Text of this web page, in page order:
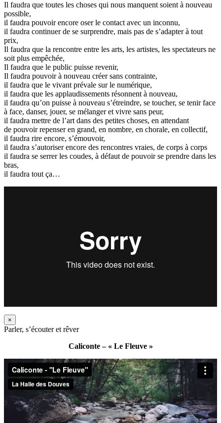
Il faudra que toutes les choses qui nous manquent soient à nouveau
possible,
il faudra pouvoir encore oser le contact avec un inconnu,
il faudra continuer de se surprendre, mais pas de s’adapter à tout
prix,
Il faudra que la rencontre entre les arts, les artistes, les spectateurs ne
soit plus empêchée,
Il faudra que le public puisse revenir,
Il faudra pouvoir à nouveau créer sans contrainte,
il faudra que le vivant prévale sur le numérique,
il faudra que les applaudissements résonnent à nouveau,
il faudra qu’on puisse à nouveau s’étreindre, se toucher, se tenir face
à face, danser, jouer, se mélanger et vivre sans peur,
il faudra mettre de l’art dans des petites choses, en attendant
de pouvoir repenser en grand, en nombre, en chorale, en collectif,
il faudra rire encore, s’émouvoir,
il faudra s’autoriser encore des rencontres vraies, de corps à corps
il faudra se serrer les coudes, à défaut de pouvoir se prendre dans les
bras,
il faudra tout ça…
×
Parler, s’écouter et rêver
Caliconte – « Le Fleuve »